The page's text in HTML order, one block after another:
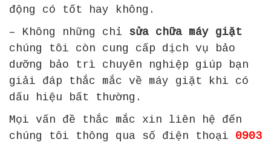
động có tốt hay không.
– Không những chỉ sửa chữa máy giặt
chúng tôi còn cung cấp dịch vụ bảo
dưỡng bảo trì chuyên nghiệp giúp bạn
giải đáp thắc mắc về máy giặt khi có
dấu hiệu bất thường.
Mọi vấn đề thắc mắc xin liên hệ đến
chúng tôi thông qua số điện thoại 0903